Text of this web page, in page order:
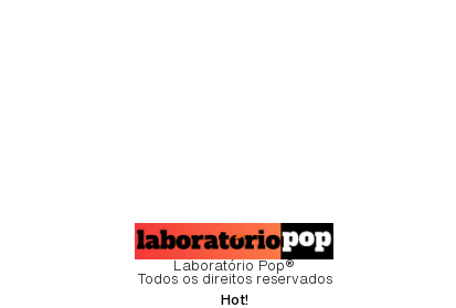
Laboratório Pop®
Todos os direitos reservados
Hot!